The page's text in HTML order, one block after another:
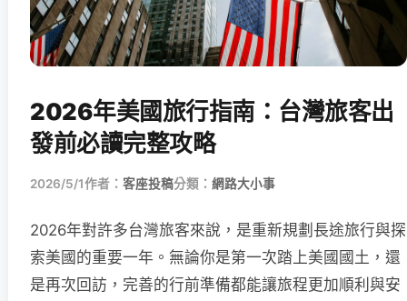
2026年美國旅行指南：台灣旅客出
發前必讀完整攻略
2026/5/1作者： 客座投稿分類： 網路大小事
2026年對許多台灣旅客來說，是重新規劃長途旅行與探
索美國的重要一年。無論你是第一次踏上美國國土，還
是再次回訪，完善的行前準備都能讓旅程更加順利與安